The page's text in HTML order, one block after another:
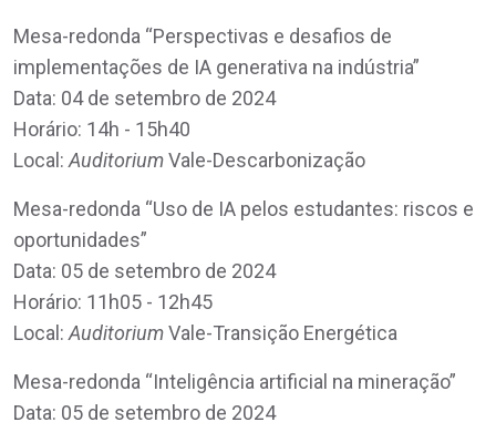
Mesa-redonda “Perspectivas e desafios de
implementações de IA generativa na indústria”
Data: 04 de setembro de 2024
Horário: 14h - 15h40
Local: AuditoriumVale-Descarbonização
Mesa-redonda “Uso de IA pelos estudantes: riscos e
oportunidades”
Data: 05 de setembro de 2024
Horário: 11h05 - 12h45
Local: AuditoriumVale-Transição Energética
Mesa-redonda “Inteligência artificial na mineração”
Data: 05 de setembro de 2024